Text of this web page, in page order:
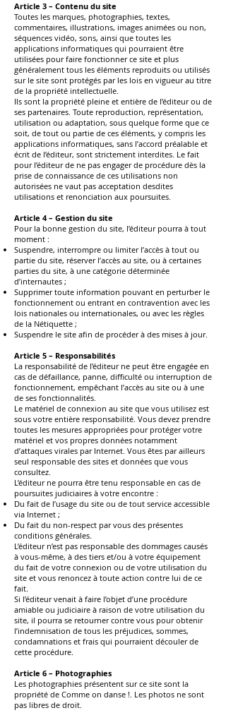
Article 3 – Contenu du site
Toutes les marques, photographies, textes,
commentaires, illustrations, images animées ou non,
séquences vidéo, sons, ainsi que toutes les
applications informatiques qui pourraient être
utilisées pour faire fonctionner ce site et plus
généralement tous les éléments reproduits ou utilisés
sur le site sont protégés par les lois en vigueur au titre
de la propriété intellectuelle.
Ils sont la propriété pleine et entière de l’éditeur ou de
ses partenaires. Toute reproduction, représentation,
utilisation ou adaptation, sous quelque forme que ce
soit, de tout ou partie de ces éléments, y compris les
applications informatiques, sans l’accord préalable et
écrit de l’éditeur, sont strictement interdites. Le fait
pour l’éditeur de ne pas engager de procédure dès la
prise de connaissance de ces utilisations non
autorisées ne vaut pas acceptation desdites
utilisations et renonciation aux poursuites.
Article 4 – Gestion du site
Pour la bonne gestion du site, l’éditeur pourra à tout
moment :
Suspendre, interrompre ou limiter l’accès à tout ou
partie du site, réserver l’accès au site, ou à certaines
parties du site, à une catégorie déterminée
d’internautes ;
Supprimer toute information pouvant en perturber le
fonctionnement ou entrant en contravention avec les
lois nationales ou internationales, ou avec les règles
de la Nétiquette ;
Suspendre le site afin de procéder à des mises à jour.
Article 5 – Responsabilités
La responsabilité de l’éditeur ne peut être engagée en
cas de défaillance, panne, difficulté ou interruption de
fonctionnement, empêchant l’accès au site ou à une
de ses fonctionnalités.
Le matériel de connexion au site que vous utilisez est
sous votre entière responsabilité. Vous devez prendre
toutes les mesures appropriées pour protéger votre
matériel et vos propres données notamment
d’attaques virales par Internet. Vous êtes par ailleurs
seul responsable des sites et données que vous
consultez.
L’éditeur ne pourra être tenu responsable en cas de
poursuites judiciaires à votre encontre :
Du fait de l’usage du site ou de tout service accessible
via Internet ;
Du fait du non-respect par vous des présentes
conditions générales.
L’éditeur n’est pas responsable des dommages causés
à vous-même, à des tiers et/ou à votre équipement
du fait de votre connexion ou de votre utilisation du
site et vous renoncez à toute action contre lui de ce
fait.
Si l’éditeur venait à faire l’objet d’une procédure
amiable ou judiciaire à raison de votre utilisation du
site, il pourra se retourner contre vous pour obtenir
l’indemnisation de tous les préjudices, sommes,
condamnations et frais qui pourraient découler de
cette procédure.
Article 6 – Photographies
Les photographies présentent sur ce site sont la
propriété de Comme on danse !. Les photos ne sont
pas libres de droit.